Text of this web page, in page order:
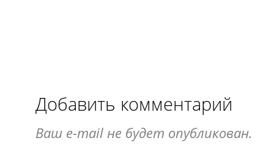
Добавить комментарий
Ваш e-mail не будет опубликован.